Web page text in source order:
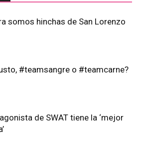
somos hinchas de San Lorenzo
#teamsangre o #teamcarne?
de SWAT tiene la ‘mejor